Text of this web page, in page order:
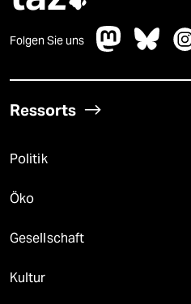
Folgen Sie uns
Ressorts
Politik
Öko
Gesellschaft
Kultur